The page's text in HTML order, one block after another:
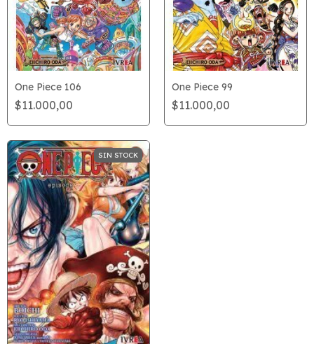
One Piece 106
$11.000,00
One Piece 99
$11.000,00
SIN STOCK